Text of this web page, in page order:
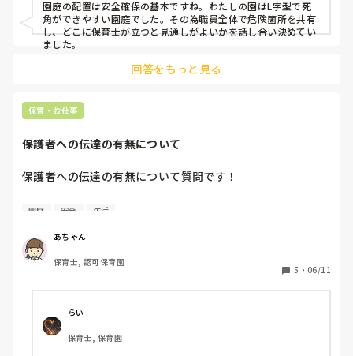
ってしました💦
園庭の配置は安全確保の基本ですね。わたしの園はL字型で死
角ができやすい園庭でした。その為職員全体で危険箇所を共有
し、どこに保育士が立つと見通しがよいかを話し合い決めてい
ました。
回答をもっと見る
保育・お仕事
保護者への伝達の有無について
保護者への伝達の有無について質問です！
私は小さな事でも伝達しようと思っています。
たり(跡にはなっていなくても)。
年長児で自分で話せるから伝達しなくて大丈夫、というスタ
ンスも理解できないわけではないですが、保護者としては子
な気がします。
みなさんの園での保護者への伝達は、どのようにされていま
園庭 安全 生活
あちゃん
保育士, 認可保育園
5 ・ 06/11
らい
保育士, 保育園